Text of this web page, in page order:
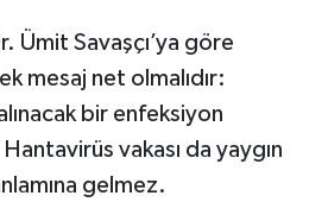
Ümit Savaşçı’ya göre
mesaj net olmalıdır:
bir enfeksiyon
vakası da yaygın
gelmez.